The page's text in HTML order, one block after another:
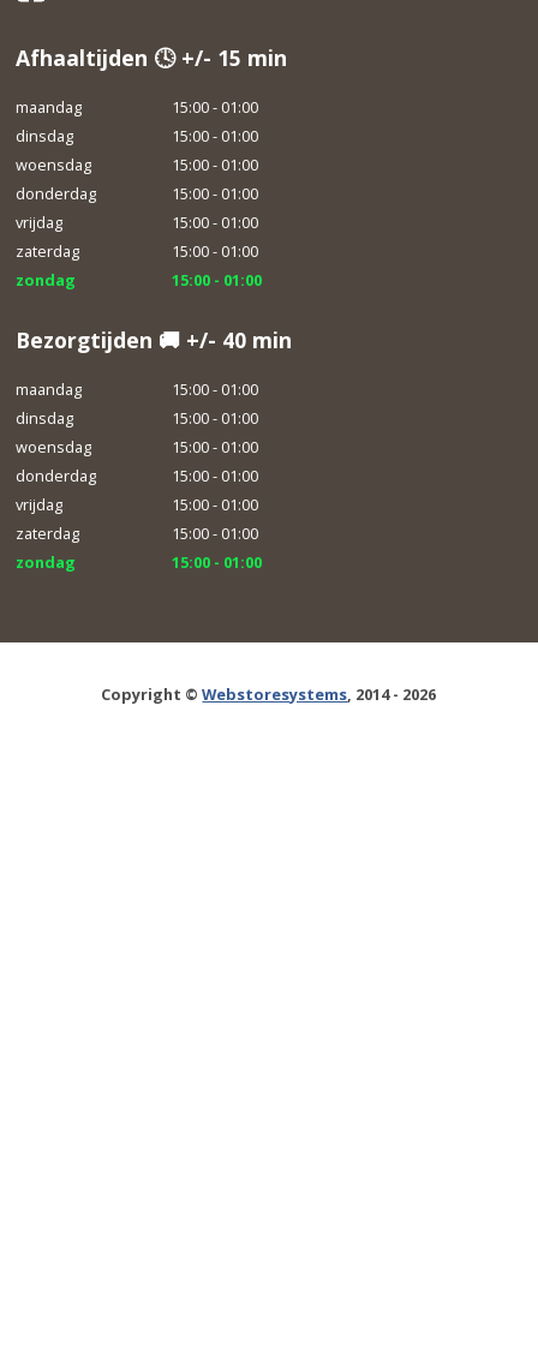
Afhaaltijden 🕓 +/- 15 min
maandag
15:00 - 01:00
dinsdag
15:00 - 01:00
woensdag
15:00 - 01:00
donderdag
15:00 - 01:00
vrijdag
15:00 - 01:00
zaterdag
15:00 - 01:00
zondag
15:00 - 01:00
Bezorgtijden 🚚 +/- 40 min
maandag
15:00 - 01:00
dinsdag
15:00 - 01:00
woensdag
15:00 - 01:00
donderdag
15:00 - 01:00
vrijdag
15:00 - 01:00
zaterdag
15:00 - 01:00
zondag
15:00 - 01:00
Copyright ©Webstoresystems, 2014 - 2026